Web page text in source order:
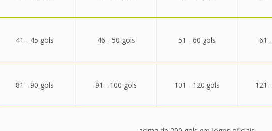
41 - 45 gols 46 - 50 gols 51 - 60 gols 61
81 - 90 gols 91 - 100 gols 101 - 120 gols 121